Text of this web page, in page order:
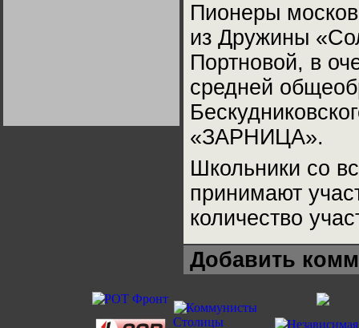
Пионеры
из Дружины
Портновой, в
средней
«ЗАРНИЦА».
Школьники со
принимают
количество
Добавить